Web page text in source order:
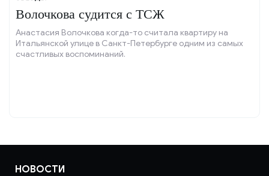
Волочкова судится с ТСЖ
Анастасия Волочкова когда-то считала квартиру на
Итальянской улице в Санкт-Петербурге одним из самых
счастливых воспоминаний.
НОВОСТИ